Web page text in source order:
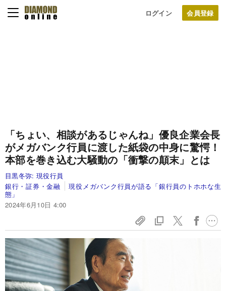
ログイン
「ちょい、相談があるじゃんね」優良企業会長
がメガバンク行員に渡した紙袋の中身に驚愕！
本部を巻き込む大騒動の「衝撃の顛末」とは
目黒冬弥: 現役行員
銀行・証券・金融
現役メガバンク行員が語る「銀行員のトホホな生
態」
2024年6月10日 4:00